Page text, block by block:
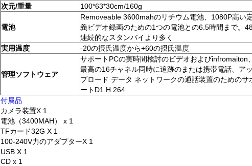
次元/重量
100*63*30cm/160g
電池
Removeable 3600mahのリチウム電池、1080P高い
義ビデオ録画のための1つの電池との6.5時間まで。
連続的なスタンバイより多く
実用温度
-20の摂氏温度から+60の摂氏温度
管理ソフトウェア
サポートPCの実時間検討のビデオおよびinfromaiton
最高の16チャネル同時に追跡のまたは携帯電話、ア
プロード データ ネットワークの通話装置のためのサ
ートD1 H.264
付属品
カメラ装置X 1
電池（3400MAH） x 1
TFカード32G X 1
100-240V力のアダプターX 1
USB X 1
CD x 1